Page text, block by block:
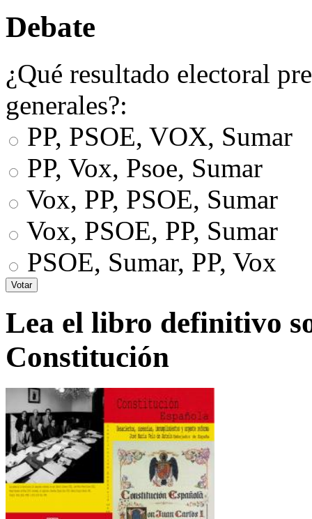
Debate
¿Qué resultado electoral
generales?:
PP, PSOE, VOX, Sumar
PP, Vox, Psoe, Sumar
Vox, PP, PSOE, Sumar
Vox, PSOE, PP, Sumar
PSOE, Sumar, PP, Vox
Lea el libro definitivo
Constitución